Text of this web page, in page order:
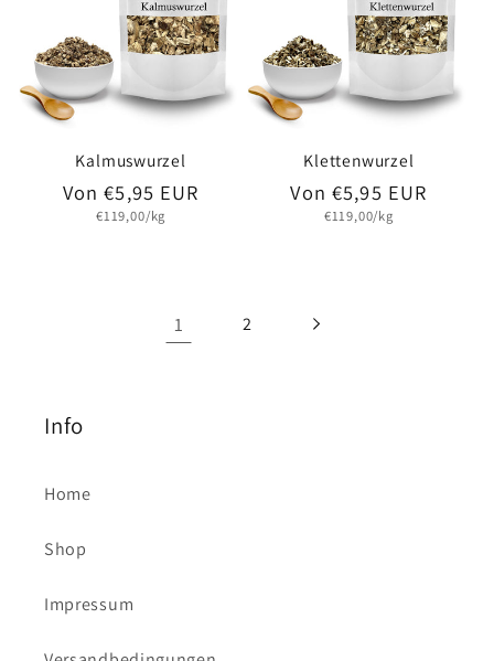
Kalmuswurzel
Normaler
Preis
Von €5,95 EUR
Grundpreis
€119,00/kg
Klettenwurzel
Normaler
Preis
Von €5,95 EUR
Grundpreis
€119,00/kg
1 2
Info
Home
Shop
Impressum